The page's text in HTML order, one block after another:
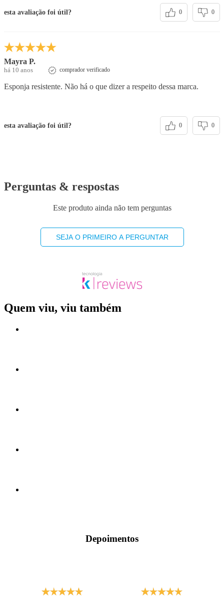
esta avaliação foi útil? 0 0
Mayra P.
há 10 anos comprador verificado
Esponja resistente. Não há o que dizer a respeito dessa marca.
esta avaliação foi útil? 0 0
Perguntas & respostas
Este produto ainda não tem perguntas
SEJA O PRIMEIRO A PERGUNTAR
Quem viu, viu também
Depoimentos